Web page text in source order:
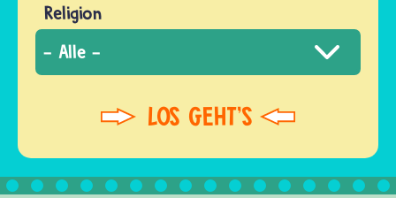
Religion